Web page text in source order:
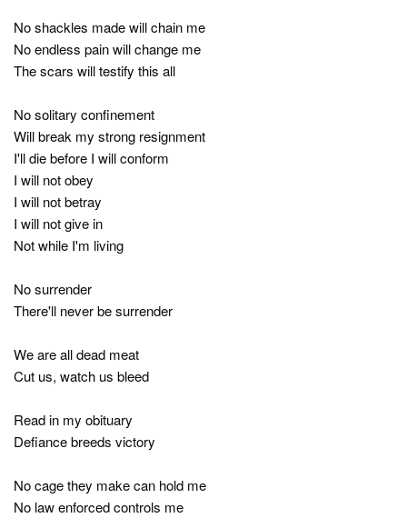
No shackles made will chain me
No endless pain will change me
The scars will testify this all
No solitary confinement
Will break my strong resignment
I'll die before I will conform
I will not obey
I will not betray
I will not give in
Not while I'm living
No surrender
There'll never be surrender
We are all dead meat
Cut us, watch us bleed
Read in my obituary
Defiance breeds victory
No cage they make can hold me
No law enforced controls me